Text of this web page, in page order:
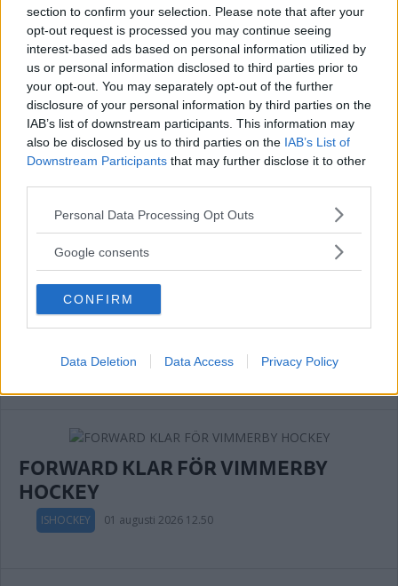
section to confirm your selection. Please note that after your
opt-out request is processed you may continue seeing
interest-based ads based on personal information utilized by
us or personal information disclosed to third parties prior to
your opt-out. You may separately opt-out of the further
disclosure of your personal information by third parties on the
IAB’s list of downstream participants. This information may
also be disclosed by us to third parties on the IAB’s List of
Downstream Participants that may further disclose it to other
Please note that this website/app uses one or more Google
not limited to your visit or usage behaviour. You may click to
use your data for below specified purposes in below Google
consent section.
Personal Data Processing Opt Outs
Google consents
CONFIRM
Data Deletion Data Access Privacy Policy
Annons:
Forwarden presenterad av VH:
"Offensivt skicklig spelare"
ISHOCKEY 03 augusti 2026 13.55
Anton hjärnan bakom – VH:s
omklädningsrum har fått stort lyft
ISHOCKEY 03 augusti 2026 13.18
FORWARD KLAR FÖR VIMMERBY
HOCKEY
ISHOCKEY 01 augusti 2026 12.50